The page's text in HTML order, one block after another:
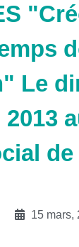
Le
2013
15 mars,